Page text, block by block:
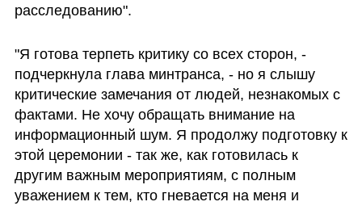
расследованию".
"Я готова терпеть критику со всех сторон, -
подчеркнула глава минтранса, - но я слышу
критические замечания от людей, незнакомых с
фактами. Не хочу обращать внимание на
информационный шум. Я продолжу подготовку к
этой церемонии - так же, как готовилась к
другим важным мероприятиям, с полным
уважением к тем, кто гневается на меня и